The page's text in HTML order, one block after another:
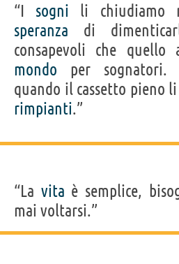
“I sogni li chiudiamo
speranza di
consapevoli che
mondo per
quando il cassetto pieno
rimpianti.”
“La vita è semplice,
mai voltarsi.”